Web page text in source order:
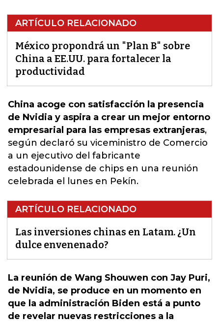
ARTÍCULO RELACIONADO
México propondrá un "Plan B" sobre
China a EE.UU. para fortalecer la
productividad
China acoge con satisfacción la presencia
de Nvidia y aspira a crear un mejor entorno
empresarial para las empresas extranjeras,
según declaró su viceministro de Comercio
a un ejecutivo del fabricante
estadounidense de chips en una reunión
celebrada el lunes en Pekín.
ARTÍCULO RELACIONADO
Las inversiones chinas en Latam. ¿Un
dulce envenenado?
La reunión de Wang Shouwen con Jay Puri,
de Nvidia, se produce en un momento en
que la administración Biden está a punto
de revelar nuevas restricciones a la